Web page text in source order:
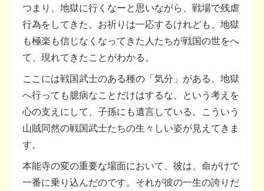
つまり、地獄に行くなーと思いながら、戦場で残虐
行為をしてきた。お祈りは一応するけれども、地獄
も極楽も信じなくなってきた人たちが戦国の世をへ
て、現れてきたことがわかる。
ここには戦国武士のある種の「気分」がある。地獄
へ行っても臆病なことだけはするな、という考えを
心の支えにして、子孫にも遺言している。こういう
山賊同然の戦国武士たちの生々しい姿が見えてきま
す。
本能寺の変の重要な場面において、彼は、命がけで
一番に乗り込んだのです。それが彼の一生の誇りだ